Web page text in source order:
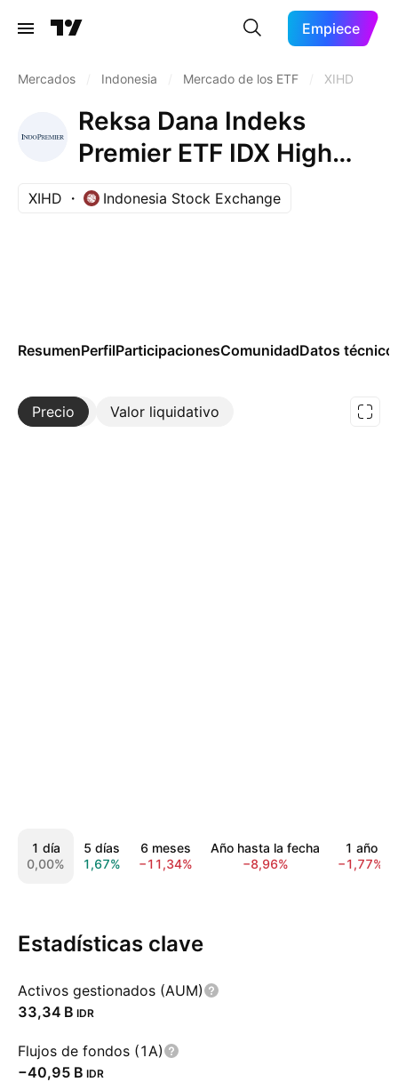
Empiece
Mercados Indonesia Mercado de los ETF XIHD
Reksa Dana Indeks
Premier ETF IDX High
Dividend 20
XIHD Indonesia Stock Exchange
ResumenPerfilParticipacionesComunidadDatos
Precio Valor liquidativo
Más
1 día
0,00%
5 días
1,67%
6 meses
−11,34%
Año hasta la fecha
−8,96%
1 año
−1,77%
Estadísticas clave
Activos gestionados (AUM)
‪33,34 B‬ IDR
Flujos de fondos (1A)
‪−40,95 B‬ IDR